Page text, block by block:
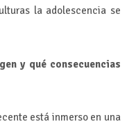
la adolescencia se
y qué consecuencias
está inmerso en una